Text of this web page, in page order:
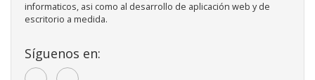
informaticos, asi como al desarrollo de aplicación web y de
escritorio a medida.
Síguenos en: